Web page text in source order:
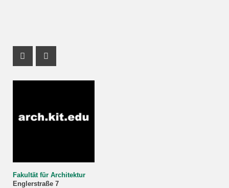
Fakultät für Architektur
Englerstraße 7
Instagram Profil
Youtube Profil